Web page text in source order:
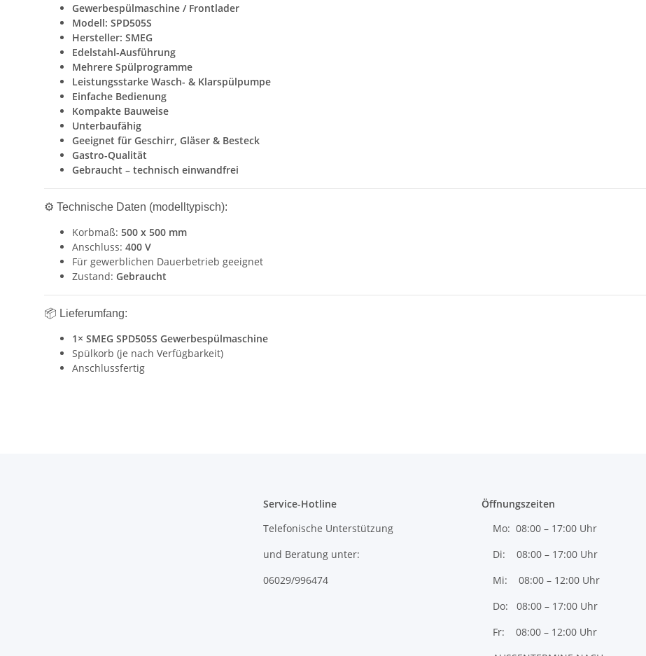
Gewerbespülmaschine / Frontlader
Modell: SPD505S
Hersteller: SMEG
Edelstahl-Ausführung
Mehrere Spülprogramme
Leistungsstarke Wasch- & Klarspülpumpe
Einfache Bedienung
Kompakte Bauweise
Unterbaufähig
Geeignet für Geschirr, Gläser & Besteck
Gastro-Qualität
Gebraucht – technisch einwandfrei
⚙️ Technische Daten (modelltypisch):
Korbmaß: 500 x 500 mm
Anschluss: 400 V
Für gewerblichen Dauerbetrieb geeignet
Zustand: Gebraucht
📦 Lieferumfang:
1× SMEG SPD505S Gewerbespülmaschine
Spülkorb (je nach Verfügbarkeit)
Anschlussfertig
Service-Hotline
Telefonische Unterstützung
und Beratung unter:
06029/996474
Öffnungszeiten
Mo: 08:00 – 17:00 Uhr
Di: 08:00 – 17:00 Uhr
Mi: 08:00 – 12:00 Uhr
Do: 08:00 – 17:00 Uhr
Fr: 08:00 – 12:00 Uhr